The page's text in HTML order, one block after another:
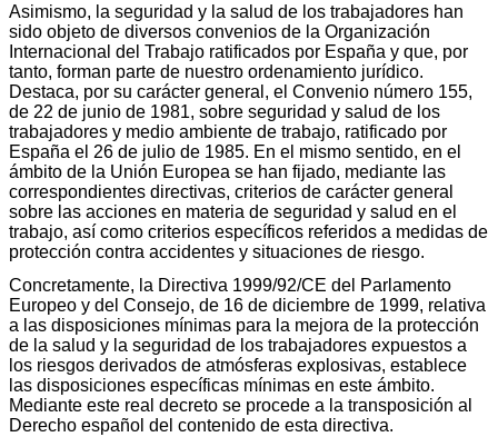
Asimismo, la seguridad y la salud de los trabajadores han
sido objeto de diversos convenios de la Organización
Internacional del Trabajo ratificados por España y que, por
tanto, forman parte de nuestro ordenamiento jurídico.
Destaca, por su carácter general, el Convenio número 155,
de 22 de junio de 1981, sobre seguridad y salud de los
trabajadores y medio ambiente de trabajo, ratificado por
España el 26 de julio de 1985. En el mismo sentido, en el
ámbito de la Unión Europea se han fijado, mediante las
correspondientes directivas, criterios de carácter general
sobre las acciones en materia de seguridad y salud en el
trabajo, así como criterios específicos referidos a medidas de
protección contra accidentes y situaciones de riesgo.
Concretamente, la Directiva 1999/92/CE del Parlamento
Europeo y del Consejo, de 16 de diciembre de 1999, relativa
a las disposiciones mínimas para la mejora de la protección
de la salud y la seguridad de los trabajadores expuestos a
los riesgos derivados de atmósferas explosivas, establece
las disposiciones específicas mínimas en este ámbito.
Mediante este real decreto se procede a la transposición al
Derecho español del contenido de esta directiva.